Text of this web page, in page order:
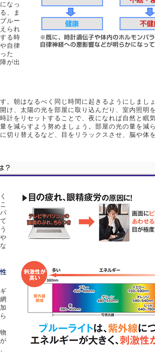
なっ
、ま
ルー
られ
る時
自律
た
が出
。朝はなるべく同じ時間に起きるようにしまし
け、太陽の光を部屋に取り込んだり、室内照明
計をリセットすることで、夜になれば自然と眠
を減らすよう努めましょう。部屋の光の量を減
切り替えるなど、目をリラックスさせ、脳や体